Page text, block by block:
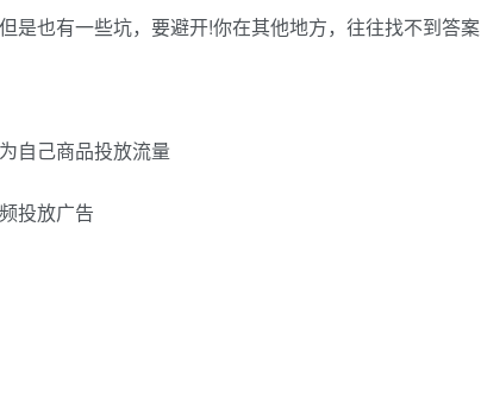
是也有一些坑，要避开!你在其他地方，往往找不到答案
自己商品投放流量
投放广告